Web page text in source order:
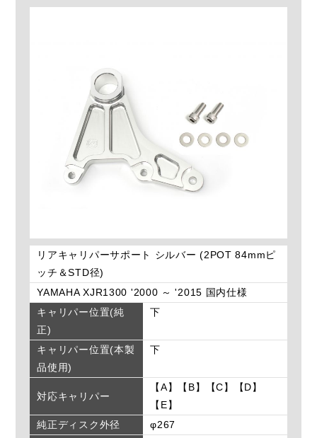
リアキャリパーサポート シルバー (2POT 84mmピ
ッチ＆STD径)
YAMAHA XJR1300 '2000 ～ '2015 国内仕様
キャリパー位置(純
正)
下
キャリパー位置(本製
品使用)
下
対応キャリパー
【A】【B】【C】【D】
【E】
純正ディスク外径
φ267